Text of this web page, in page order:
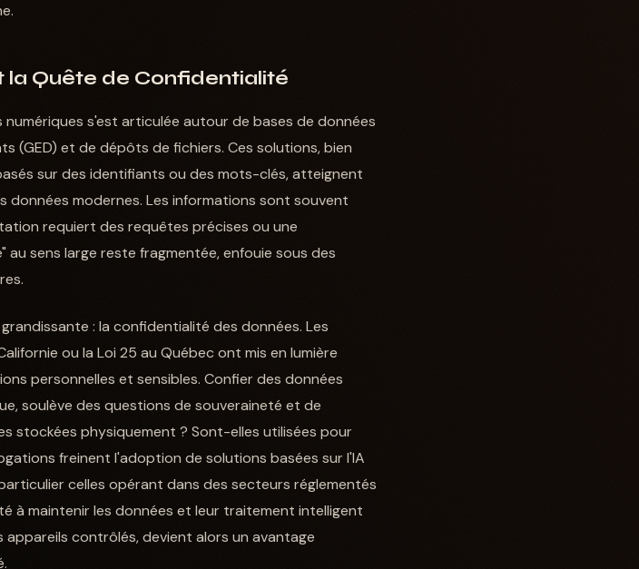
la Quête de Confidentialité
s'est articulée autour de bases de données
(GED) et de dépôts de fichiers. Ces solutions, bien
sur des identifiants ou des mots-clés, atteignent
données modernes. Les informations sont souvent
requiert des requêtes précises ou une
au sens large reste fragmentée, enfouie sous des
: la confidentialité des données. Les
ou la Loi 25 au Québec ont mis en lumière
personnelles et sensibles. Confier des données
soulève des questions de souveraineté et de
stockées physiquement ? Sont-elles utilisées pour
freinent l'adoption de solutions basées sur l'IA
celles opérant dans des secteurs réglementés
à maintenir les données et leur traitement intelligent
contrôlés, devient alors un avantage